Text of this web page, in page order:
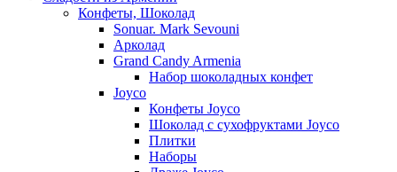
Конфеты, Шоколад
Sonuar. Mark Sevouni
Арколад
Grand Candy Armenia
Набор шоколадных конфет
Joyco
Конфеты Joyco
Шоколад с сухофруктами Joyco
Плитки
Наборы